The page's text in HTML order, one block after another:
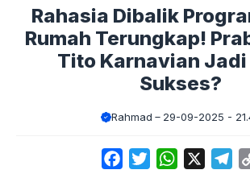
Rahasia Dibalik
Rumah Terungkap!
Tito Karnavian Jadi
Sukses?
Rahmad 29-09-2025 -
FacebookTwitterWhatsApp